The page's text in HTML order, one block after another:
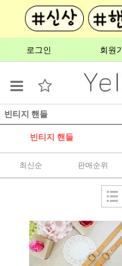
로그인 회원
빈티지 핸들
빈티지 핸들
최신순 판매순위